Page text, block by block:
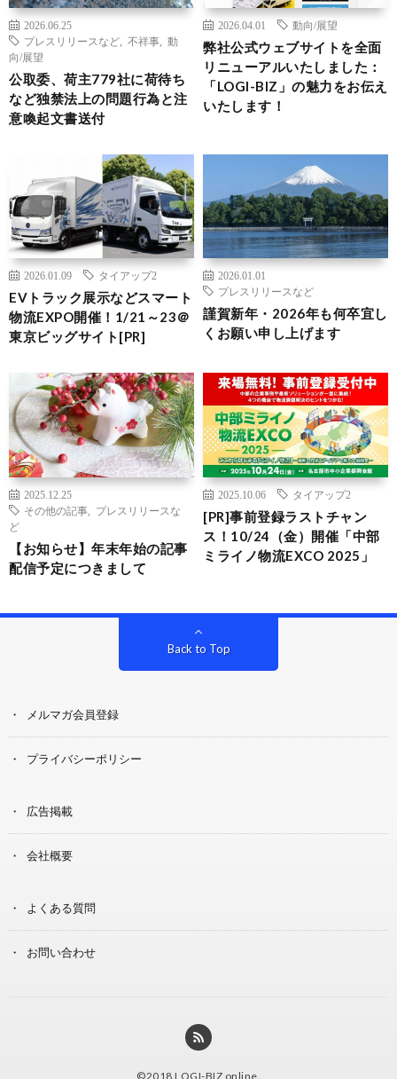
2026.06.25
プレスリリースなど
不祥事
動
向/展望
公取委、荷主779社に荷待ち
など独禁法上の問題行為と注
意喚起文書送付
2026.04.01 動向/展望
弊社公式ウェブサイトを全面
リニューアルいたしました：
「LOGI-BIZ」の魅力をお伝え
いたします！
2026.01.09 タイアップ2
EVトラック展示などスマート
物流EXPO開催！1/21～23＠
東京ビッグサイト[PR]
2026.01.01
プレスリリースなど
謹賀新年・2026年も何卒宜し
くお願い申し上げます
2025.12.25
その他の記事
プレスリリースな
ど
【お知らせ】年末年始の記事
配信予定につきまして
2025.10.06 タイアップ2
[PR]事前登録ラストチャン
ス！10/24（金）開催「中部
ミライノ物流EXCO 2025」
Back to Top
メルマガ会員登録
プライバシーポリシー
広告掲載
会社概要
よくある質問
お問い合わせ
©2018 LOGI-BIZ online